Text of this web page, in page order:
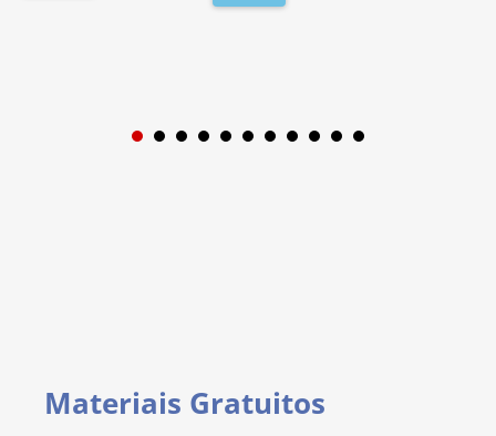
1 2 3
Materiais Gratuitos